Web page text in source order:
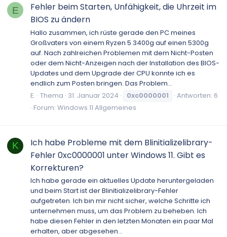
E
Fehler beim Starten, Unfähigkeit, die Uhrzeit im
BIOS zu ändern
Hallo zusammen, ich rüste gerade den PC meines
Großvaters von einem Ryzen 5 3400g auf einen 5300g
auf. Nach zahlreichen Problemen mit dem Nicht-Posten
oder dem Nicht-Anzeigen nach der Installation des BIOS-
Updates und dem Upgrade der CPU konnte ich es
endlich zum Posten bringen. Das Problem...
E. Thema 31. Januar 2024 0xc0000001
Antworten: 6
Forum: Windows 11 Allgemeines
K
Ich habe Probleme mit dem Blinitializelibrary-
Fehler 0xc0000001 unter Windows 11. Gibt es
Korrekturen?
Ich habe gerade ein aktuelles Update heruntergeladen
und beim Start ist der Blinitializelibrary-Fehler
aufgetreten. Ich bin mir nicht sicher, welche Schritte ich
unternehmen muss, um das Problem zu beheben. Ich
habe diesen Fehler in den letzten Monaten ein paar Mal
erhalten, aber abgesehen...